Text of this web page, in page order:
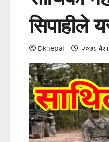
सिपाहीले
Dknepal २०७८